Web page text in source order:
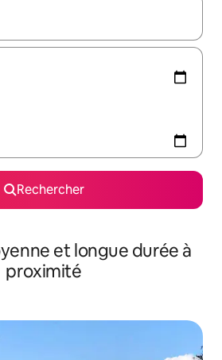
s'affichent, utilisez les flèches vers le
Rechercher
et longue durée à
proximité